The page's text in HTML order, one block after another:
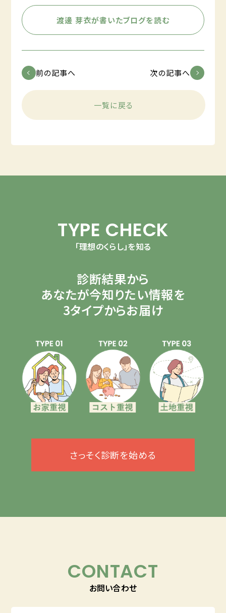
渡邊 芽衣が書いたブログを読む
前の記事へ 次の記事へ
一覧に戻る
TYPE CHECK
「理想のくらし」を知る
診断結果から
あなたが今知りたい情報を
3タイプからお届け
さっそく診断を始める
CONTACT
お問い合わせ